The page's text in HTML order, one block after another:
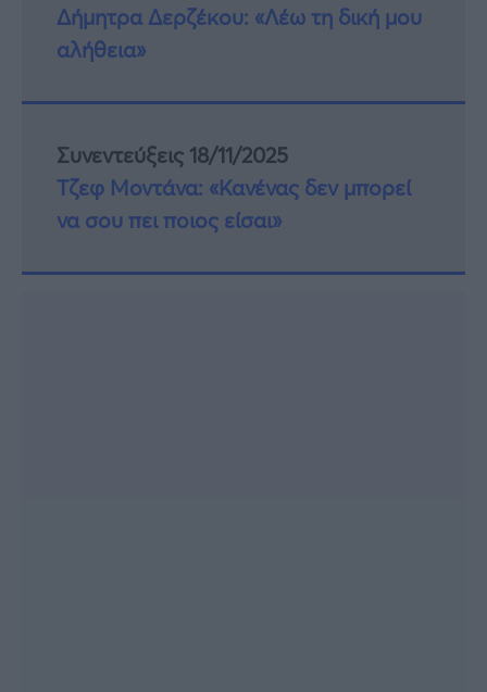
Δήμητρα Δερζέκου: «Λέω τη δική μου
αλήθεια»
Συνεντεύξεις 18/11/2025
Τζεφ Μοντάνα: «Κανένας δεν μπορεί
να σου πει ποιος είσαι»